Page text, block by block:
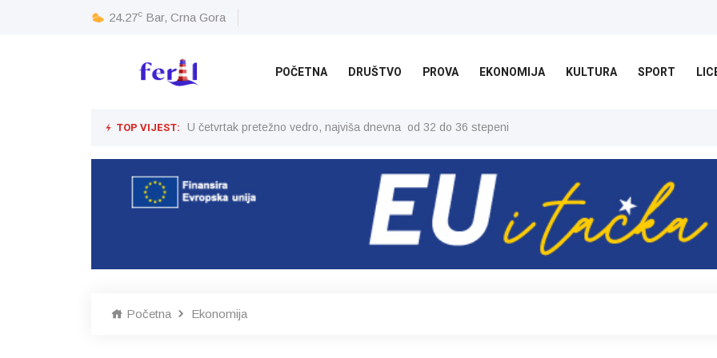
24.27c Bar, Crna Gora
POČETNA DRUŠTVO PROVA EKONOMIJA KULTURA SPORT
TOP VIJEST: U četvrtak pretežno vedro, najviša dnevna od 32 do 36 stepeni
Početna Ekonomija